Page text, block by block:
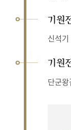
기원
신석
기원
단군